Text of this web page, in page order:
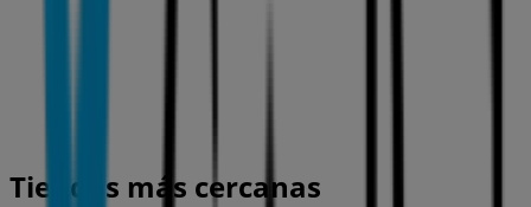
Tiendas más cercanas